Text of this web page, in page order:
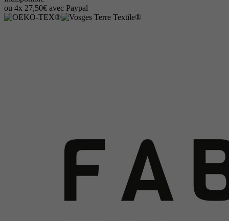
ou 4x 27,50€ avec Paypal